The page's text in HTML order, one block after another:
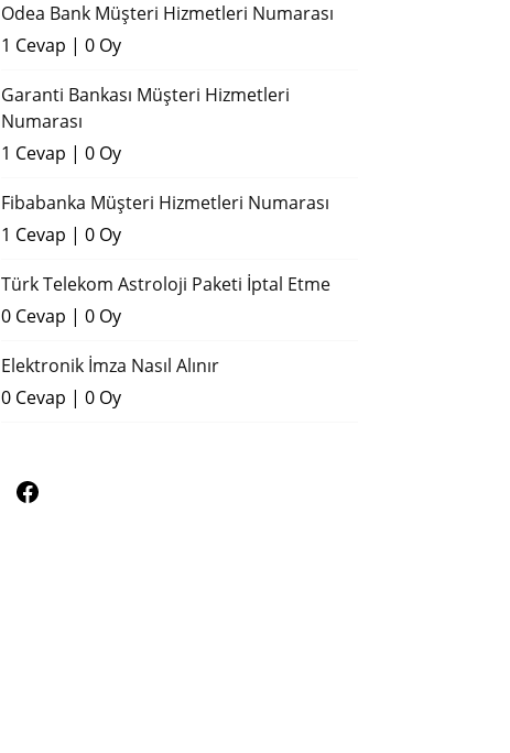
Odea Bank Müşteri Hizmetleri Numarası
1 Cevap | 0 Oy
Garanti Bankası Müşteri Hizmetleri
Numarası
1 Cevap | 0 Oy
Fibabanka Müşteri Hizmetleri Numarası
1 Cevap | 0 Oy
Türk Telekom Astroloji Paketi İptal Etme
0 Cevap | 0 Oy
Elektronik İmza Nasıl Alınır
0 Cevap | 0 Oy